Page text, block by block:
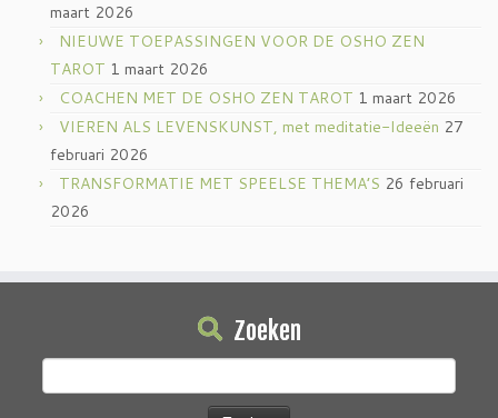
maart 2026
NIEUWE TOEPASSINGEN VOOR DE OSHO ZEN
TAROT 1 maart 2026
COACHEN MET DE OSHO ZEN TAROT 1 maart 2026
VIEREN ALS LEVENSKUNST, met meditatie-Ideeën 27
februari 2026
TRANSFORMATIE MET SPEELSE THEMA’S 26 februari
2026
Zoeken